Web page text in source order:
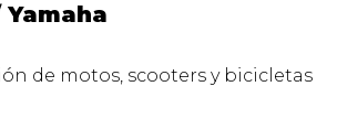
de motos, scooters y bicicletas